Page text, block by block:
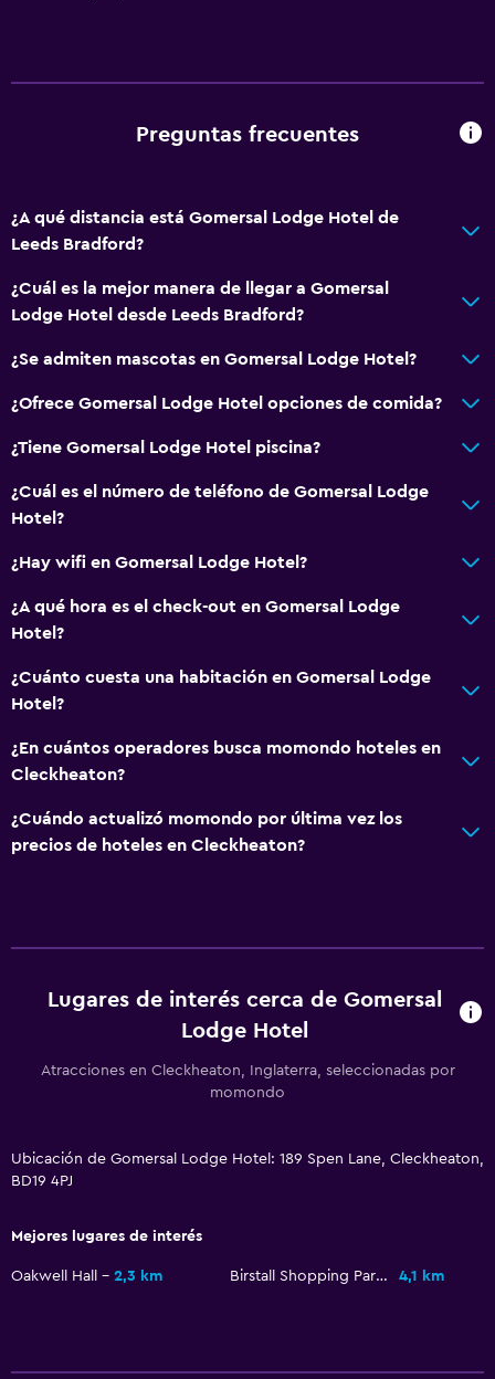
Ascensor
Hipoalergénico
Para no fumadores
Plantas superiores accesibles por escaleras
Áreas designadas para fumadores
Entrada privada
Servicios y facilidades
Centro de negocios
Caja fuerte
Instalaciones para reuniones
Servicio de habitaciones
Acceso con llave
Recepción 24 horas
Ducha
Aseo
Limpieza diaria
Botiquín de primeros auxilios
Cámaras CCTV en zonas comunes
Ventana
Vista al jardín
Preguntas frecuentes
¿A qué distancia está Gomersal Lodge Hotel de
Leeds Bradford?
¿Cuál es la mejor manera de llegar a Gomersal
Lodge Hotel desde Leeds Bradford?
¿Se admiten mascotas en Gomersal Lodge Hotel?
¿Ofrece Gomersal Lodge Hotel opciones de comida?
¿Tiene Gomersal Lodge Hotel piscina?
¿Cuál es el número de teléfono de Gomersal Lodge
Hotel?
¿Hay wifi en Gomersal Lodge Hotel?
¿A qué hora es el check-out en Gomersal Lodge
Hotel?
¿Cuánto cuesta una habitación en Gomersal Lodge
Hotel?
¿En cuántos operadores busca momondo hoteles en
Cleckheaton?
¿Cuándo actualizó momondo por última vez los
precios de hoteles en Cleckheaton?
Lugares de interés cerca de Gomersal
Lodge Hotel
Atracciones en Cleckheaton, Inglaterra, seleccionadas por
momondo
Ubicación de Gomersal Lodge Hotel: 189 Spen Lane, Cleckheaton,
BD19 4PJ
Mejores lugares de interés
Oakwell Hall 2,3 km Birstall Shopping Park 4,1 km